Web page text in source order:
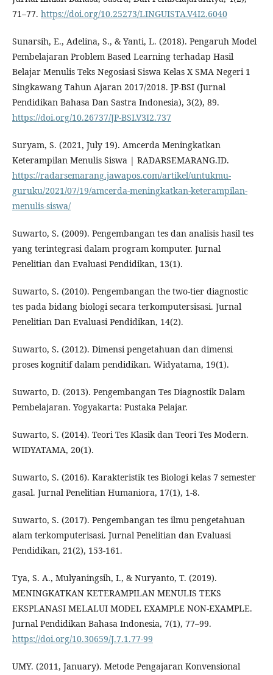
71–77. https://doi.org/10.25273/LINGUISTA.V4I2.6040
Sunarsih, E., Adelina, S., & Yanti, L. (2018). Pengaruh Model
Pembelajaran Problem Based Learning terhadap Hasil
Belajar Menulis Teks Negosiasi Siswa Kelas X SMA Negeri 1
Singkawang Tahun Ajaran 2017/2018. JP-BSI (Jurnal
Pendidikan Bahasa Dan Sastra Indonesia), 3(2), 89.
https://doi.org/10.26737/JP-BSI.V3I2.737
Suryam, S. (2021, July 19). Amcerda Meningkatkan
Keterampilan Menulis Siswa | RADARSEMARANG.ID.
https://radarsemarang.jawapos.com/artikel/untukmu-
guruku/2021/07/19/amcerda-meningkatkan-keterampilan-
menulis-siswa/
Suwarto, S. (2009). Pengembangan tes dan analisis hasil tes
yang terintegrasi dalam program komputer. Jurnal
Penelitian dan Evaluasi Pendidikan, 13(1).
Suwarto, S. (2010). Pengembangan the two-tier diagnostic
tes pada bidang biologi secara terkomputersisasi. Jurnal
Penelitian Dan Evaluasi Pendidikan, 14(2).
Suwarto, S. (2012). Dimensi pengetahuan dan dimensi
proses kognitif dalam pendidikan. Widyatama, 19(1).
Suwarto, D. (2013). Pengembangan Tes Diagnostik Dalam
Pembelajaran. Yogyakarta: Pustaka Pelajar.
Suwarto, S. (2014). Teori Tes Klasik dan Teori Tes Modern.
WIDYATAMA, 20(1).
Suwarto, S. (2016). Karakteristik tes Biologi kelas 7 semester
gasal. Jurnal Penelitian Humaniora, 17(1), 1-8.
Suwarto, S. (2017). Pengembangan tes ilmu pengetahuan
alam terkomputerisasi. Jurnal Penelitian dan Evaluasi
Pendidikan, 21(2), 153-161.
Tya, S. A., Mulyaningsih, I., & Nuryanto, T. (2019).
MENINGKATKAN KETERAMPILAN MENULIS TEKS
EKSPLANASI MELALUI MODEL EXAMPLE NON-EXAMPLE.
Jurnal Pendidikan Bahasa Indonesia, 7(1), 77–99.
https://doi.org/10.30659/J.7.1.77-99
UMY. (2011, January). Metode Pengajaran Konvensional